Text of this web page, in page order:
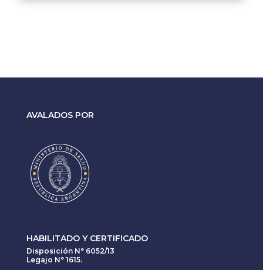
AVALADOS POR
HABILITADO Y CERTIFICADO
Disposición N° 6052/13
Legajo N° 1615.